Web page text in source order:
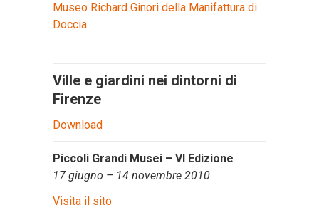
Museo Richard Ginori della Manifattura di
Doccia
Ville e giardini nei dintorni di
Firenze
Download
Piccoli Grandi Musei – VI Edizione
17 giugno – 14 novembre 2010
Visita il sito